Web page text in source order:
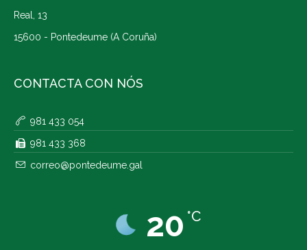
Real, 13
15600 - Pontedeume (A Coruña)
CONTACTA CON NÓS
981 433 054
981 433 368
correo@pontedeume.gal
20 °C